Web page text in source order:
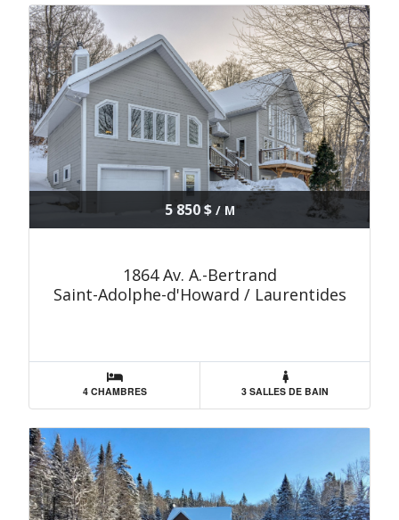
5 850 $/ M
1864 Av. A.-Bertrand
Saint-Adolphe-d'Howard / Laurentides
4 CHAMBRES 3 SALLES DE BAIN